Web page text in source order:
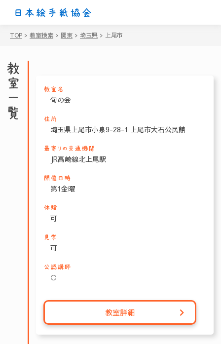
日本絵手紙協会
TOP > 教室検索 > 関東 > 埼玉県 > 上尾市
教室一覧 教室名
旬の会
住所
埼玉県上尾市小泉9-28-1 上尾市大石公民館
最寄りの交通機関
JR高崎線北上尾駅
開催日時
第1金曜
体験
可
見学
可
公認講師
○
教室詳細